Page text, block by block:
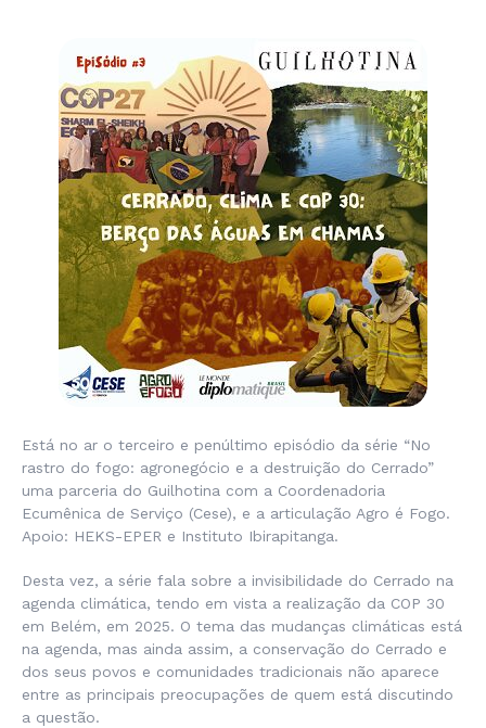
Está no ar o terceiro e penúltimo episódio da série “No
rastro do fogo: agronegócio e a destruição do Cerrado”
uma parceria do Guilhotina com a Coordenadoria
Ecumênica de Serviço (Cese), e a articulação Agro é Fogo.
Apoio: HEKS-EPER e Instituto Ibirapitanga.
Desta vez, a série fala sobre a invisibilidade do Cerrado na
agenda climática, tendo em vista a realização da COP 30
em Belém, em 2025. O tema das mudanças climáticas está
na agenda, mas ainda assim, a conservação do Cerrado e
dos seus povos e comunidades tradicionais não aparece
entre as principais preocupações de quem está discutindo
a questão.